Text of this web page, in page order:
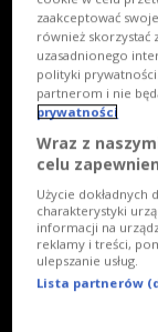
zaakceptować
również skorzystać
uzasadnionego
polityki
partnerom i nie
prywatności
Wraz z
celu
Użycie dokładnych
charakterystyki
informacji na
reklamy i treści,
ulepszanie usług.
Lista partnerów